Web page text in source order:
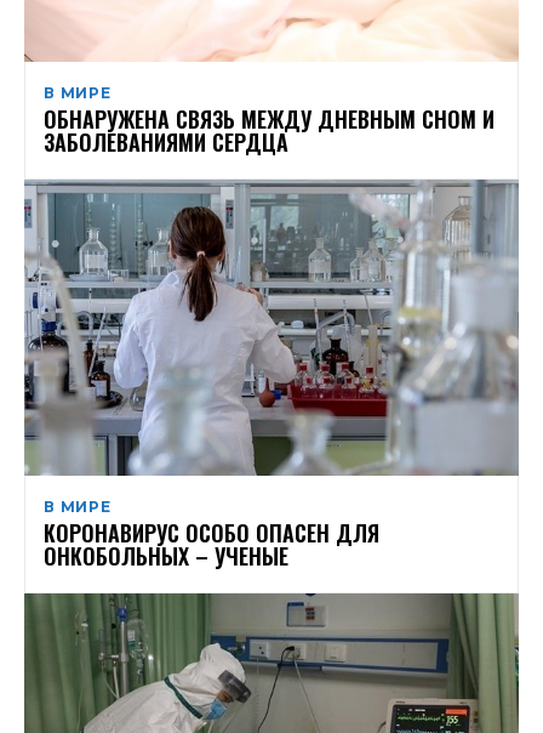
В МИРЕ
ОБНАРУЖЕНА СВЯЗЬ МЕЖДУ ДНЕВНЫМ СНОМ И
ЗАБОЛЕВАНИЯМИ СЕРДЦА
В МИРЕ
КОРОНАВИРУС ОСОБО ОПАСЕН ДЛЯ
ОНКОБОЛЬНЫХ – УЧЕНЫЕ